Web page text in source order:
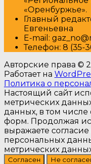
«Оренбуржье».
Главный
Евгеньевна
E-mail:
Телефон: 8 (35-
Авторские права ©
Работает на
Политика о
Настоящий сайт
метрических
данных, в том
форм. Продолжая
выражаете
персональных
метрических
Согласен Не